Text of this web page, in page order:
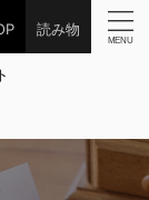
読み物